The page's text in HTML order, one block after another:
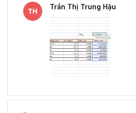
Trần Thị Trung Hậu